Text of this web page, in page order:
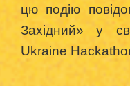
цю подію
Західний» у
Ukraine